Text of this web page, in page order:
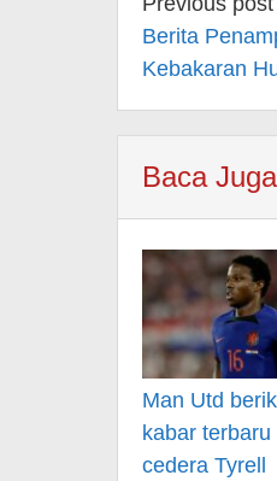
Berita
Kebakaran
Baca Juga
Man Utd
kabar terbaru
cedera Tyrell